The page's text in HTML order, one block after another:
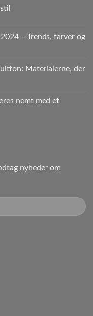
– Trends, farver og
Materialerne, der
nemt med et
nyheder om